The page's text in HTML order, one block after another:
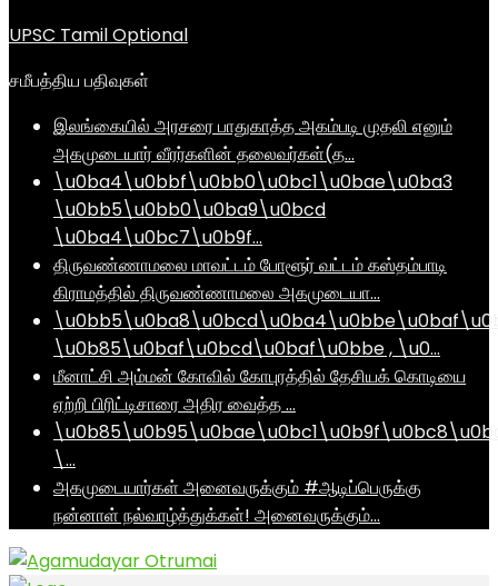
UPSC Tamil Optional
சமீபத்திய பதிவுகள்
இலங்கையில் அரசரை பாதுகாத்த அகம்படி முதலி எனும்
அகமுடையார் வீரர்களின் தலைவர்கள்(த…
\u0ba4\u0bbf\u0bb0\u0bc1\u0bae\u0ba3
\u0bb5\u0bb0\u0ba9\u0bcd
\u0ba4\u0bc7\u0b9f…
திருவண்ணாமலை மாவட்டம் போளூர் வட்டம் கஸ்தம்பாடி
கிராமத்தில் திருவண்ணாமலை அகமுடையா…
\u0b85\u0baf\u0bcd\u0baf\u0bbe , \u0…
மீனாட்சி அம்மன் கோவில் கோபுரத்தில் தேசியக் கொடியை
ஏற்றி பிரிட்டிசாரை அதிர வைத்த …
\…
அகமுடையார்கள் அனைவருக்கும் #ஆடிப்பெருக்கு
நன்னாள் நல்வாழ்த்துக்கள்! அனைவருக்கும்…